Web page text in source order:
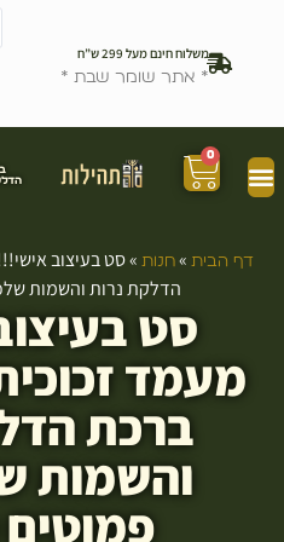
משלוח חינם מעל 299 ש”ח
* אתר שומר שבת *
0
דף הבית »חנות »סט בעיצוב
הדלקת נרות והשמות
סט
מעמד
ברכת
והשמות